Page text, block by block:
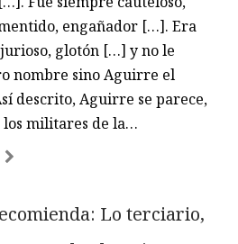
engañador […]. Era
glotón […] y no le
nombre sino Aguirre el
descrito, Aguirre se parece,
los militares de la…
Lo terciario,